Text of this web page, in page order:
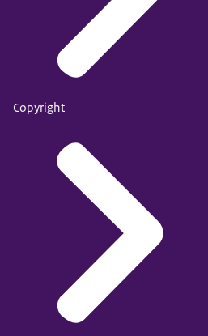
Copyright